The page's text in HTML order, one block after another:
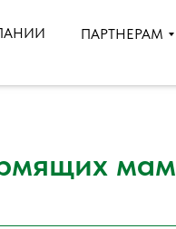
ПАРТНЕРАМ
мам